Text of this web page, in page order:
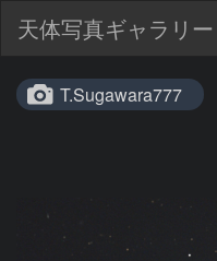
天体写真ギャラリー
T.Sugawara777